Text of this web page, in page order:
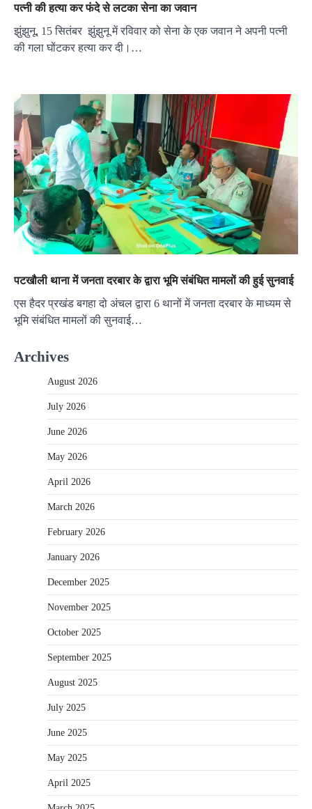
पत्नी की हत्या कर फंदे से लटका सेना का जवान
झुंझुनू, 15 सितंबर झुंझुनू में रविवार को सेना के एक जवान ने अपनी पत्नी
की गला घोंटकर हत्या कर दी।…
पटखौली थाना में जनता दरबार के द्वारा भूमि संबंधित मामलों की हुई सुनवाई
एस हैदर प्रखंड बगहा दो अंचल द्वारा 6 थानों में जनता दरबार के माध्यम से
भूमि संबंधित मामलों की सुनवाई…
Archives
August 2026
July 2026
June 2026
May 2026
April 2026
March 2026
February 2026
January 2026
December 2025
November 2025
October 2025
September 2025
August 2025
July 2025
June 2025
May 2025
April 2025